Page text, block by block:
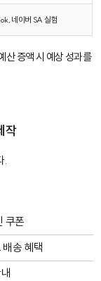
네이버 SA 실험
증액 시 예상 성과를
작
.
쿠폰
송 혜택